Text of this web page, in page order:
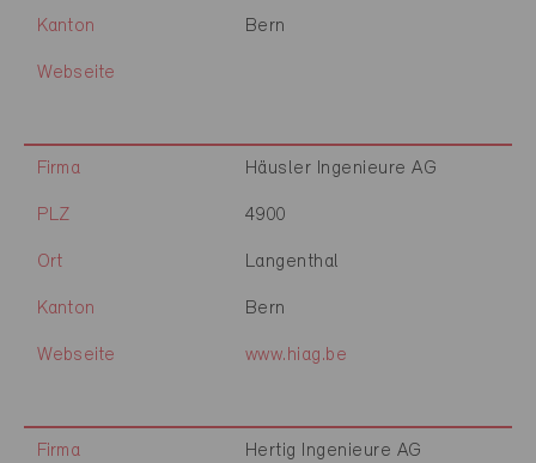
Kanton Bern
Webseite
Firma Häusler Ingenieure AG
PLZ 4900
Ort Langenthal
Kanton Bern
Webseite www.hiag.be
Firma Hertig Ingenieure AG